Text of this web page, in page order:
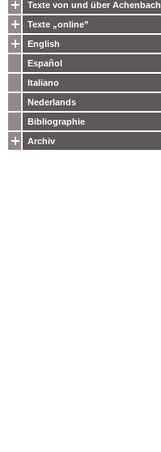
Texte von und über Achenbach
Texte „online”
English
Español
Italiano
Nederlands
Bibliographie
Archiv